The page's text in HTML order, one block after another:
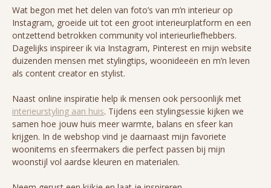
Wat begon met het delen van foto’s van m’n interieur op
Instagram, groeide uit tot een groot interieurplatform en een
ontzettend betrokken community vol interieurliefhebbers.
Dagelijks inspireer ik via Instagram, Pinterest en mijn website
duizenden mensen met stylingtips, woonideeën en m’n leven
als content creator en stylist.
Naast online inspiratie help ik mensen ook persoonlijk met
interieurstyling aan huis. Tijdens een stylingsessie kijken we
samen hoe jouw huis meer warmte, balans en sfeer kan
krijgen. In de webshop vind je daarnaast mijn favoriete
woonitems en sfeermakers die perfect passen bij mijn
woonstijl vol aardse kleuren en materialen.